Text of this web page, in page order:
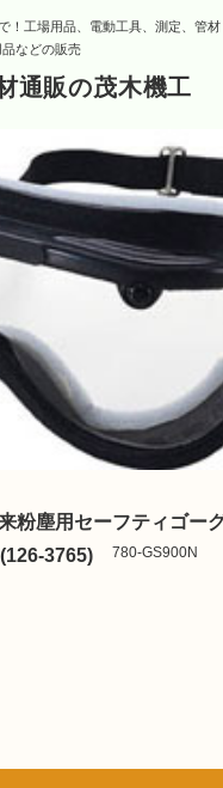
！工場用品、電動工具、測定、管材
などの販売
通販の茂木機工
粉塵用セーフティゴー
3765)
780-GS900N